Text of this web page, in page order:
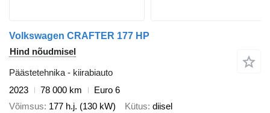
Volkswagen CRAFTER 177 HP
Hind nõudmisel
Päästetehnika - kiirabiauto
2023
78 000 km
Euro 6
Võimsus 177 h.j. (130 kW) Kütus diisel